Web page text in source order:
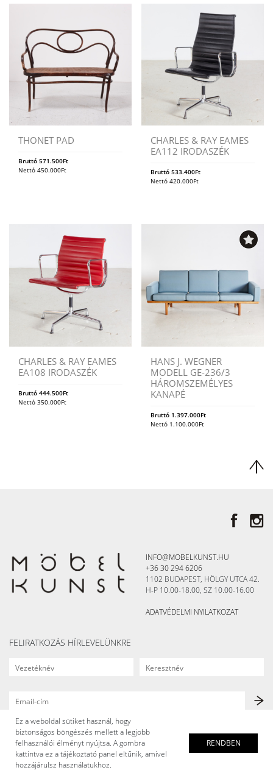
THONET PAD
Bruttó 571.500Ft
Nettó 450.000Ft
CHARLES & RAY EAMES
EA112 IRODASZÉK
Bruttó533.400Ft
Nettó420.000Ft
CHARLES & RAY EAMES
EA108 IRODASZÉK
Bruttó 444.500Ft
Nettó 350.000Ft
HANS J. WEGNER
MODELL GE-236/3
HÁROMSZEMÉLYES
KANAPÉ
Bruttó 1.397.000Ft
Nettó 1.100.000Ft
INFO@MOBELKUNST.HU
+36 30 294 6206
1102 BUDAPEST, HÖLGY UTCA 42.
H-P 10.00-18.00, SZ 10.00-16.00
ADATVÉDELMI NYILATKOZAT
FELIRATKOZÁS HÍRLEVELÜNKRE
Ez a weboldal sütiket használ, hogy
biztonságos böngészés mellett a legjobb
felhasználói élményt nyújtsa. A gombra
kattintva ez a tájékoztató panel eltűnik, amivel
hozzájárulsz használatukhoz.
RENDBEN